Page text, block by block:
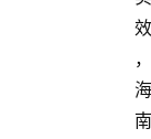
效
，
海
南